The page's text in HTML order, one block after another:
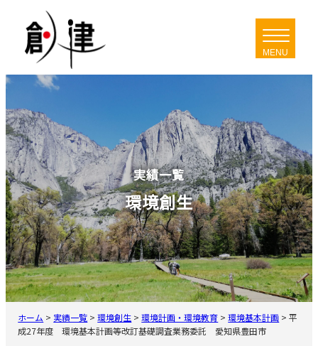
キ
プ
環境創生
実績一覧
ホーム > 実績一覧 >環境創生 >環境計画・環境教育 >環境基本計画 >平
成27年度 環境基本計画等改訂基礎調査業務委託 愛知県豊田市